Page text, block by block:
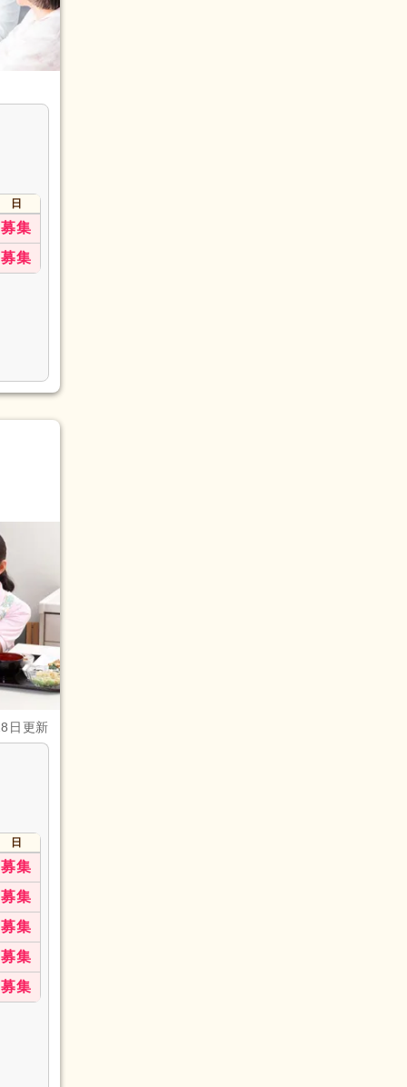
日
募集
募集
日更新
日
募集
募集
募集
募集
募集